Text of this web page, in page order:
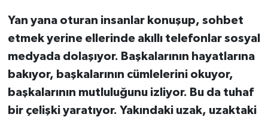
Yan yana oturan insanlar konuşup, sohbet
etmek yerine ellerinde akıllı telefonlar sosyal
medyada dolaşıyor. Başkalarının hayatlarına
bakıyor, başkalarının cümlelerini okuyor,
başkalarının mutluluğunu izliyor. Bu da tuhaf
bir çelişki yaratıyor. Yakındaki uzak, uzaktaki